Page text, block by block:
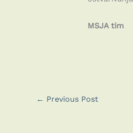
MSJA tim
← Previous Post